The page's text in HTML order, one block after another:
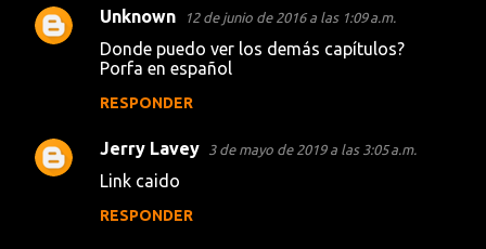
Unknown 12 de junio de 2016 a las 1:09 a.m.
Donde puedo ver los demás capítulos?
Porfa en español
RESPONDER
Jerry Lavey 3 de mayo de 2019 a las 3:05 a.m.
Link caido
RESPONDER